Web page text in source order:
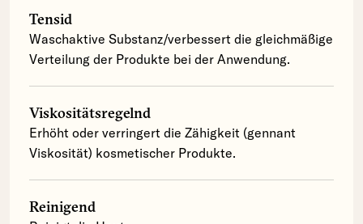
Tensid
Waschaktive Substanz/verbessert die gleichmäßige
Verteilung der Produkte bei der Anwendung.
Viskositätsregelnd
Erhöht oder verringert die Zähigkeit (gennant
Viskosität) kosmetischer Produkte.
Reinigend